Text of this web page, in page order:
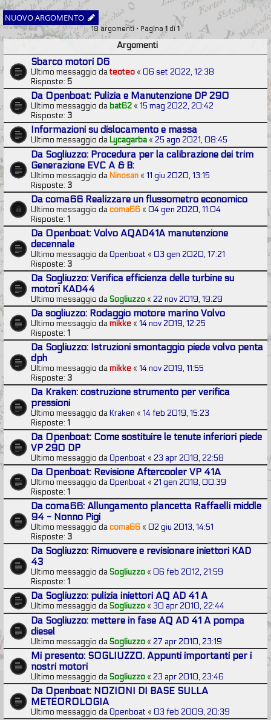
NUOVO ARGOMENTO
18 argomenti • Pagina1 di1
Argomenti
Sbarco motori D6
Ultimo messaggio dateoteo « 06 set 2022, 12:38
Risposte: 5
Da Openboat: Pulizia e Manutenzione DP 290
Ultimo messaggio da bat62 « 15 mag 2022, 20:42
Risposte: 3
Informazioni su dislocamento e massa
Ultimo messaggio da Lycagarba « 25 ago 2021, 08:45
Da Sogliuzzo: Procedura per la calibrazione dei trim
Generazione EVC A & B:
Ultimo messaggio da Ninosan « 11 giu 2020, 13:15
Risposte: 3
Da coma66 Realizzare un flussometro economico
Ultimo messaggio dacoma66 « 04 gen 2020, 11:04
Risposte: 1
Da Openboat: Volvo AQAD41A manutenzione
decennale
Ultimo messaggio daOpenboat « 03 gen 2020, 17:21
Risposte: 3
Da Sogliuzzo: Verifica efficienza delle turbine su
motori KAD44
Ultimo messaggio daSogliuzzo « 22 nov 2019, 19:29
Da sogliuzzo: Rodaggio motore marino Volvo
Ultimo messaggio damikke « 14 nov 2019, 12:25
Risposte: 1
Da Sogliuzzo: Istruzioni smontaggio piede volvo penta
dph
Ultimo messaggio damikke « 14 nov 2019, 11:55
Risposte: 3
Da Kraken: costruzione strumento per verifica
pressioni
Ultimo messaggio da Kraken « 14 feb 2019, 15:23
Risposte: 1
Da Openboat: Come sostituire le tenute inferiori piede
VP 290 DP
Ultimo messaggio daOpenboat « 23 apr 2018, 22:58
Da Openboat: Revisione Aftercooler VP 41A
Ultimo messaggio daOpenboat « 21 gen 2018, 00:39
Risposte: 1
Da coma66: Allungamento plancetta Raffaelli middle
94 - Nonno Pigi
Ultimo messaggio dacoma66 « 02 giu 2013, 14:51
Risposte: 3
Da Sogliuzzo: Rimuovere e revisionare iniettori KAD
43
Ultimo messaggio daSogliuzzo « 06 feb 2012, 21:59
Risposte: 1
Da Sogliuzzo: pulizia iniettori AQ AD 41 A
Ultimo messaggio daSogliuzzo « 30 apr 2010, 22:44
Da Sogliuzzo: mettere in fase AQ AD 41 A pompa
diesel
Ultimo messaggio daSogliuzzo « 27 apr 2010, 23:19
Mi presento: SOGLIUZZO. Appunti importanti per i
nostri motori
Ultimo messaggio daSogliuzzo « 23 apr 2010, 23:46
Da Openboat: NOZIONI DI BASE SULLA
METEOROLOGIA
Ultimo messaggio daOpenboat « 03 feb 2009, 20:39